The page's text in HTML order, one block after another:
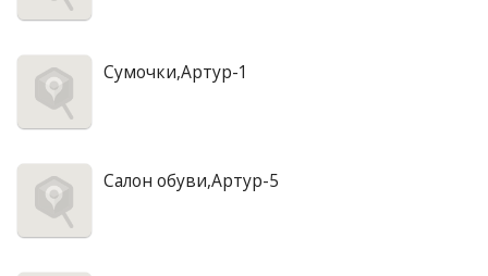
Сумочки,Артур-1
Салон обуви,Артур-5